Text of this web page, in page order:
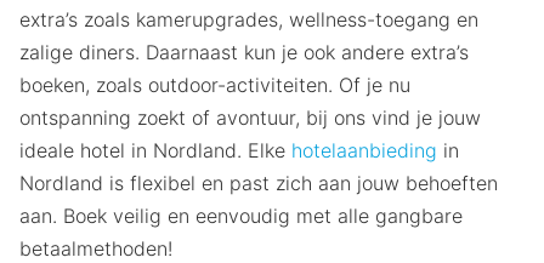
extra’s zoals kamerupgrades, wellness-toegang en
zalige diners. Daarnaast kun je ook andere extra’s
boeken, zoals outdoor-activiteiten. Of je nu
ontspanning zoekt of avontuur, bij ons vind je jouw
ideale hotel in Nordland. Elke hotelaanbieding in
Nordland is flexibel en past zich aan jouw behoeften
aan. Boek veilig en eenvoudig met alle gangbare
betaalmethoden!